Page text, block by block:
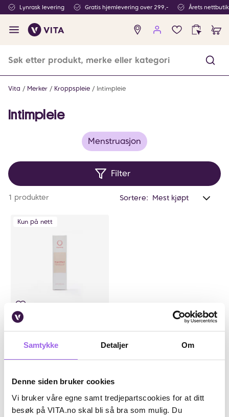
Samtykke Detaljer Om
Denne siden bruker cookies
Vi bruker våre egne samt tredjepartscookies for at ditt
besøk på VITA.no skal bli så bra som mulig. Du
Lynrask levering Gratis hjemlevering over 299,- Årets
Ingen
produkter
Vita Merker Kroppspleie Intimpleie
Intimpleie
Menstruasjon
Filter
1 produkter Sortere:
Kun på nett
OrganiWash
På lager på Vita.no
65,-65 NOK
Kjøp